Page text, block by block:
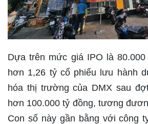
Dựa trên mức giá IPO là 80.000
hơn 1,26 tỷ cổ phiếu lưu hành
hóa thị trường của DMX sau
hơn 100.000 tỷ đồng, tương
Con số này gần bằng với công